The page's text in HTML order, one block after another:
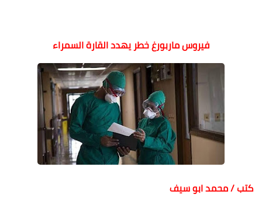
فيروس ماربورغ خطر يهدد القارة السمراء
كتب / محمد ابو سيف